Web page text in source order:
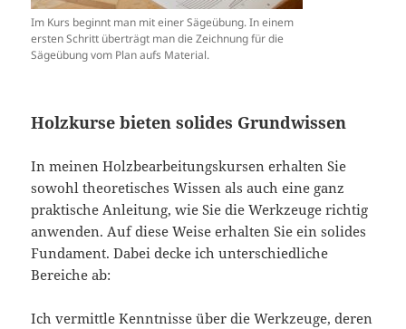
Im Kurs beginnt man mit einer Sägeübung. In einem
ersten Schritt überträgt man die Zeichnung für die
Sägeübung vom Plan aufs Material.
Holzkurse bieten solides Grundwissen
In meinen Holzbearbeitungskursen erhalten Sie
sowohl theoretisches Wissen als auch eine ganz
praktische Anleitung, wie Sie die Werkzeuge richtig
anwenden. Auf diese Weise erhalten Sie ein solides
Fundament. Dabei decke ich unterschiedliche
Bereiche ab:
Ich vermittle Kenntnisse über die Werkzeuge, deren